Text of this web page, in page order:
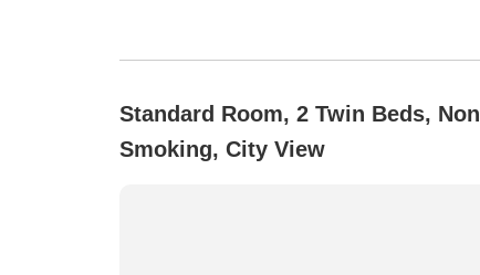
Standard Room, 2 Twin Beds, Non
Smoking, City View